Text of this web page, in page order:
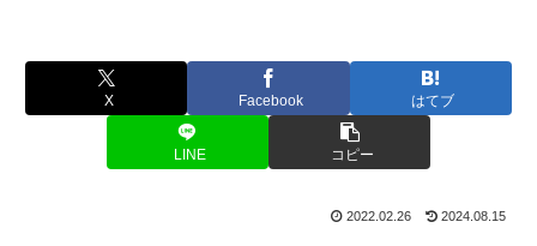
X Facebook はてブ
LINE コピー
2022.02.26 2024.08.15